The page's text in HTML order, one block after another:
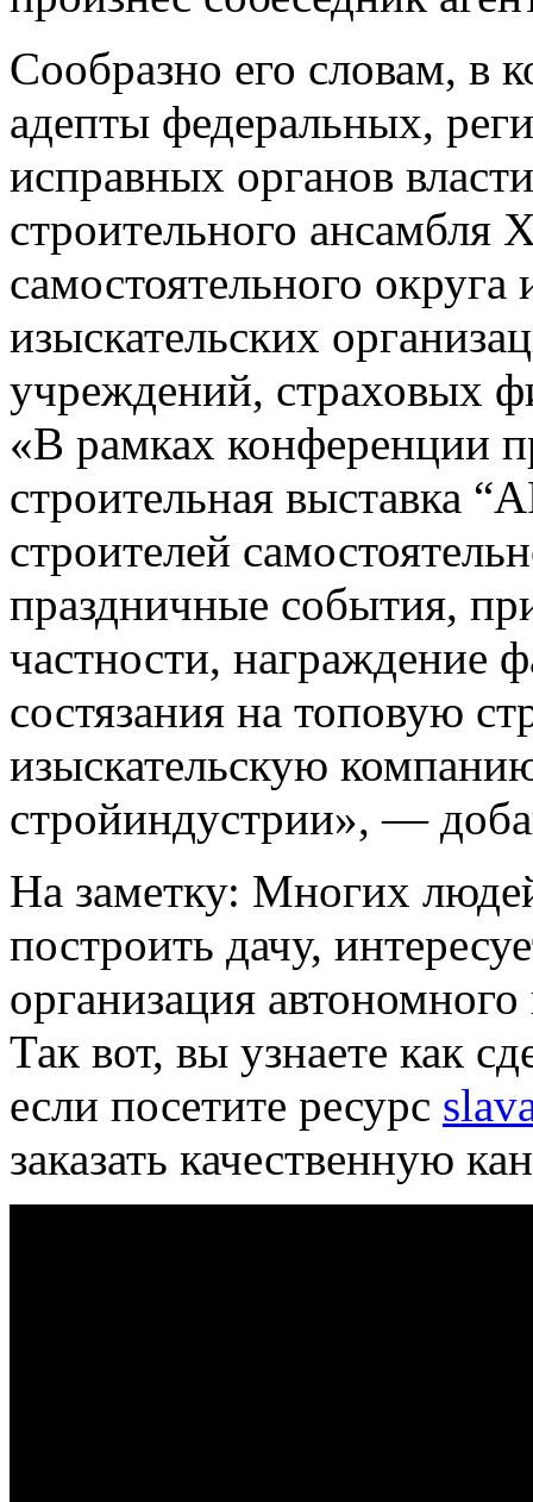
Сообразно его словам, в
адепты федеральных,
исправных органов
строительного ансамбля
самостоятельного
изыскательских
учреждений, страховых
«В рамках конференции
строительная выставка
строителей
праздничные события,
частности, награждение
состязания на топовую
изыскательскую
стройиндустрии», —
На заметку: Многих
построить дачу,
организация
Так вот, вы узнаете как
если посетите ресурс
заказать качественную